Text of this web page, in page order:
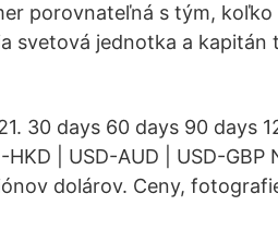
porovnateľná s tým, koľko
svetová jednotka a kapitán
30 days 60 days 90 days
| USD-AUD | USD-GBP
dolárov. Ceny,